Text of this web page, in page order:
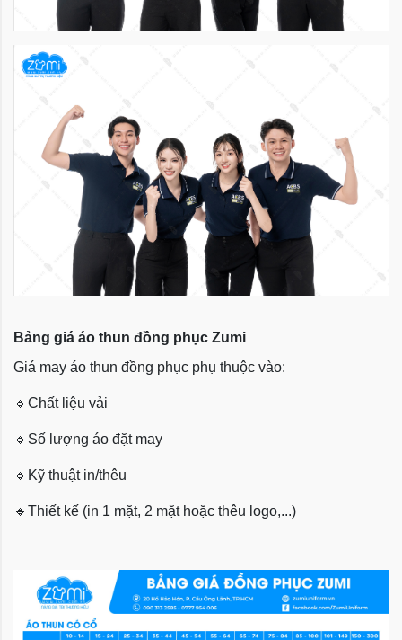
Bảng giá áo thun đồng phục Zumi
Giá may áo thun đồng phục phụ thuộc vào:
🔹 Chất liệu vải
🔹 Số lượng áo đặt may
🔹 Kỹ thuật in/thêu
🔹 Thiết kế (in 1 mặt, 2 mặt hoặc thêu logo,...)